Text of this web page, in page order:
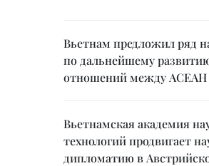
Вьетнам предложил ряд
по дальнейшему
отношений между
Вьетнамская академия
технологий продвигает
дипломатию в